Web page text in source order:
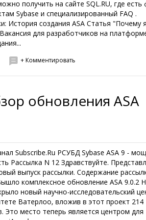
получить на сайте SQL.RU, где есть
Sybase и специализированный FAQ .
История создания ASA Статья "Почему я
для разработчиков на
+ Комментировать
обновления ASA
Subscribe.Ru РСУБД Sybase ASA 9 -
Рассылка N 12 Здравствуйте.
выпуск рассылки. Содержание
комплексное обновление ASA 9.0.2
новый научно-исследовательский
Ватерлоо, вложив в этот проект 214
Это место теперь является центром для